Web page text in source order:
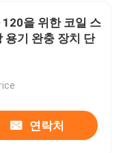
을 위한 코일 스
용기 완충 장치 단
연락처